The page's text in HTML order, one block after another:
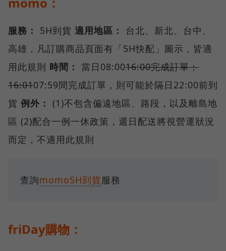
服務： 5H到貨 適用地區：
台北、新北、台中、
高雄，凡訂購商品頁面有「5H快配」圖示，皆適
用此規則 時間： 當日08:0016:00完成訂單；
16:0107:59間完成訂單，則可能於隔日22:00前到
貨 例外：
(1)不包含偏遠地區、路段，以及離島地
區 (2)配合一例一休政策，週日配送將視營運狀況
而定，不適用此規則
查詢momo5H到貨服務
friDay購物：